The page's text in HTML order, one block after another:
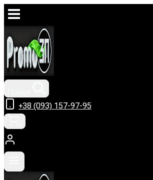
Перейти
до
вмісту
+38 (093) 157-97-95